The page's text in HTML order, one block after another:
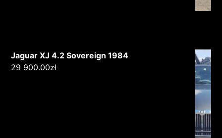
Jaguar XJ 4.2 Sovereign 1984
29 900.00zł